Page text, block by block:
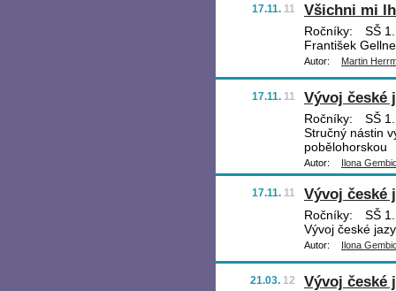
17.11. 11 Všichni mi
Ročníky:
SŠ
František
Autor: Martin
17.11. 11 Vývoj české
Ročníky:
SŠ
Stručný nástin
pobělohorskou
Autor: Ilona
17.11. 11 Vývoj české
Ročníky:
SŠ
Vývoj české
Autor: Ilona
21.03. 12 Vývoj české